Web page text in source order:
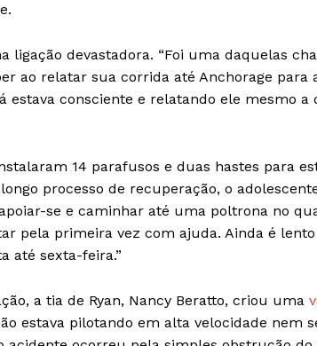
ligação devastadora. “Foi uma daquelas
ao relatar sua corrida até Anchorage para
consciente e relatando ele mesmo a
14 parafusos e duas hastes para
processo de recuperação, o
se e caminhar até uma poltrona no
pela primeira vez com ajuda. Ainda é
até sexta-feira.”
a tia de Ryan, Nancy Beratto, criou uma
estava pilotando em alta velocidade nem